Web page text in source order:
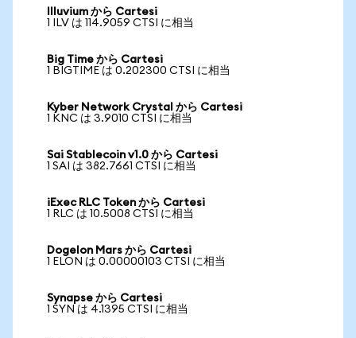
Illuvium から Cartesi
1 ILV は 114.9059 CTSI に相当
Big Time から Cartesi
1 BIGTIME は 0.202300 CTSI に相当
Kyber Network Crystal から Cartesi
1 KNC は 3.9010 CTSI に相当
Sai Stablecoin v1.0 から Cartesi
1 SAI は 382.7661 CTSI に相当
iExec RLC Token から Cartesi
1 RLC は 10.5008 CTSI に相当
Dogelon Mars から Cartesi
1 ELON は 0.00000103 CTSI に相当
Synapse から Cartesi
1 SYN は 4.1395 CTSI に相当